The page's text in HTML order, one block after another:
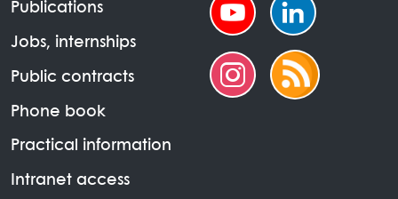
Publications
Jobs, internships
Public contracts
Phone book
Practical information
Intranet access